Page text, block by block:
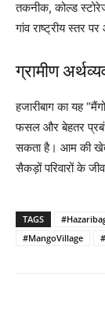
तकनीक, कोल्ड
गांव राष्ट्रीय स्तर
ग्रामीण
हजारीबाग का यह
फसल और बेहतर
सकता है। आम की
सैकड़ों परिवारों के
TAGS
#MangoVillage